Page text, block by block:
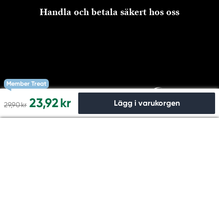
Member Treat
29,90 kr 23,92 kr Lägg i varukorgen
Handla och betala säkert hos oss